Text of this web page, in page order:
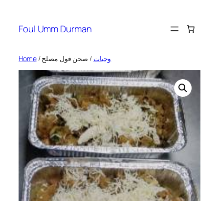
content
Foul Umm Durman
Home/ وجبات / صحن فول مصلح